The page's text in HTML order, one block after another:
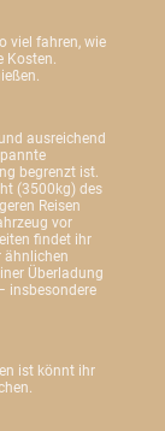
viel fahren, wie
ausreichend
begrenzt ist.
(3500kg) des
Reisen
vor
findet ihr
ähnlichen
Überladung
insbesondere
ist könnt ihr